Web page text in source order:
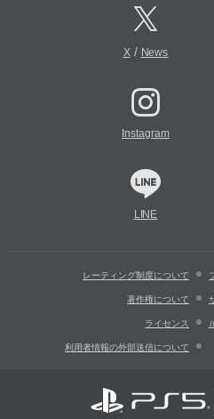
X/ News
Instagram
LINE
レーティング制度について
著作権について
ライセンス
利用者情報の外部送信について